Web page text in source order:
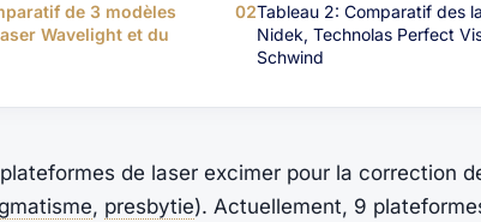
de 3 modèles
Wavelight et du
02Tableau 2: Comparatif des
Nidek, Technolas Perfect
Schwind
de laser excimer pour la correction
, presbytie). Actuellement, 9